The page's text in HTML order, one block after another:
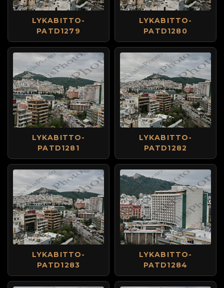
LYKABITTO-
PATD1279
LYKABITTO-
PATD1280
LYKABITTO-
PATD1281
LYKABITTO-
PATD1282
LYKABITTO-
PATD1283
LYKABITTO-
PATD1284